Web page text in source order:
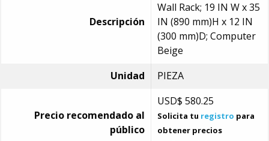
Descripción
Wall Rack; 19 IN W x 35
IN (890 mm)H x 12 IN
(300 mm)D; Computer
Beige
Unidad
PIEZA
Precio recomendado al
público
USD$ 580.25
Solicita tu registro para
obtener precios